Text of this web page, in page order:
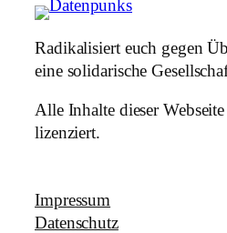
Radikalisiert euch gegen
eine solidarische
Alle Inhalte dieser
lizenziert.
Impressum
Datenschutz